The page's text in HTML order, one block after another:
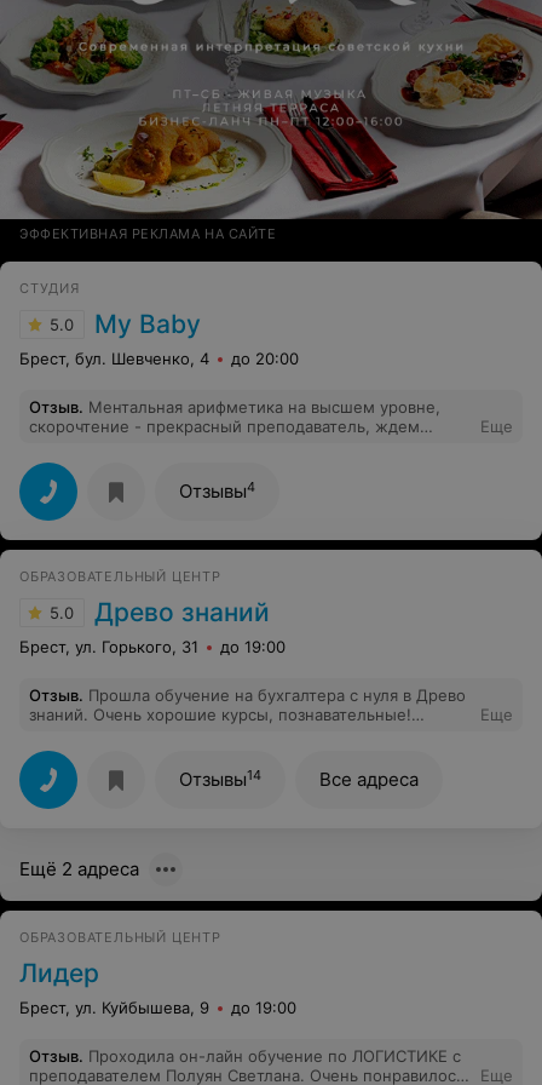
ЭФФЕКТИВНАЯ РЕКЛАМА НА САЙТЕ
СТУДИЯ
5.0 My Baby
Брест, бул. Шевченко, 4 до 20:00
Отзыв. Ментальная арифметика на высшем уровне,
скорочтение - прекрасный преподаватель, ждем
Еще
Отзывы4
ОБРАЗОВАТЕЛЬНЫЙ ЦЕНТР
5.0 Древо знаний
Брест, ул. Горького, 31 до 19:00
Отзыв. Прошла обучение на бухгалтера с нуля в Древо
знаний. Очень хорошие курсы, познавательные!
преподаватель Ирина Владимировна. Доступно все
объясняет. Рекомендую!
Еще
Отзывы14 Все адреса
Ещё 2 адреса
ОБРАЗОВАТЕЛЬНЫЙ ЦЕНТР
Лидер
Брест, ул. Куйбышева, 9 до 19:00
Отзыв. Проходила он-лайн обучение по ЛОГИСТИКЕ с
преподавателем Полуян Светлана. Очень понравилось.
Еще